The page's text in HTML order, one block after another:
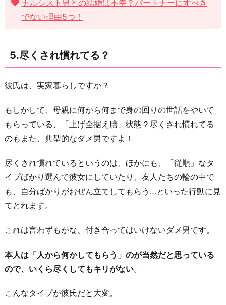
ナルシスト男との結婚は不幸？パートナーにすべき
でない理由5つ！
5.尽くされ慣れてる？
彼氏は、実家暮らしですか？
もしかして、母親に何から何まで身の回りの世話をやいて
もらっている、「上げ全据え膳」状態？尽くされ慣れてる
のもまた、典型的なダメ男ですよ！
尽くされ慣れているというのは、ほかにも、「従順」なタ
イプばかり選んで彼女にしていたり、友人たちの輪の中で
も、自分ばかりがおぜん立てしてもらう…といった行動に見
てとれます。
これは言わずもがな、付き合ってはいけないダメ男です。
本人は「人から何かしてもらう」のが当然だと思っている
ので、いくら尽くしてもキリがない。
こんなタイプが彼氏だと大変。